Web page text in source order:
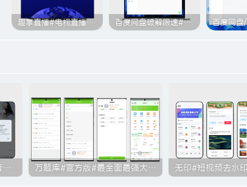
趣享直播#电视直播软件#2000+个超清直播频道#支持电视和安卓手机 百度网盘破解限速#突破官方限速#满速下载#A614
云眠音乐#全网付费和无损音乐下载功能#支持导入酷我/QQ/酷狗平台歌单#B010 万题库#官方版#最全面最强大资格考试题库#实时更新题库#历年真题#A626